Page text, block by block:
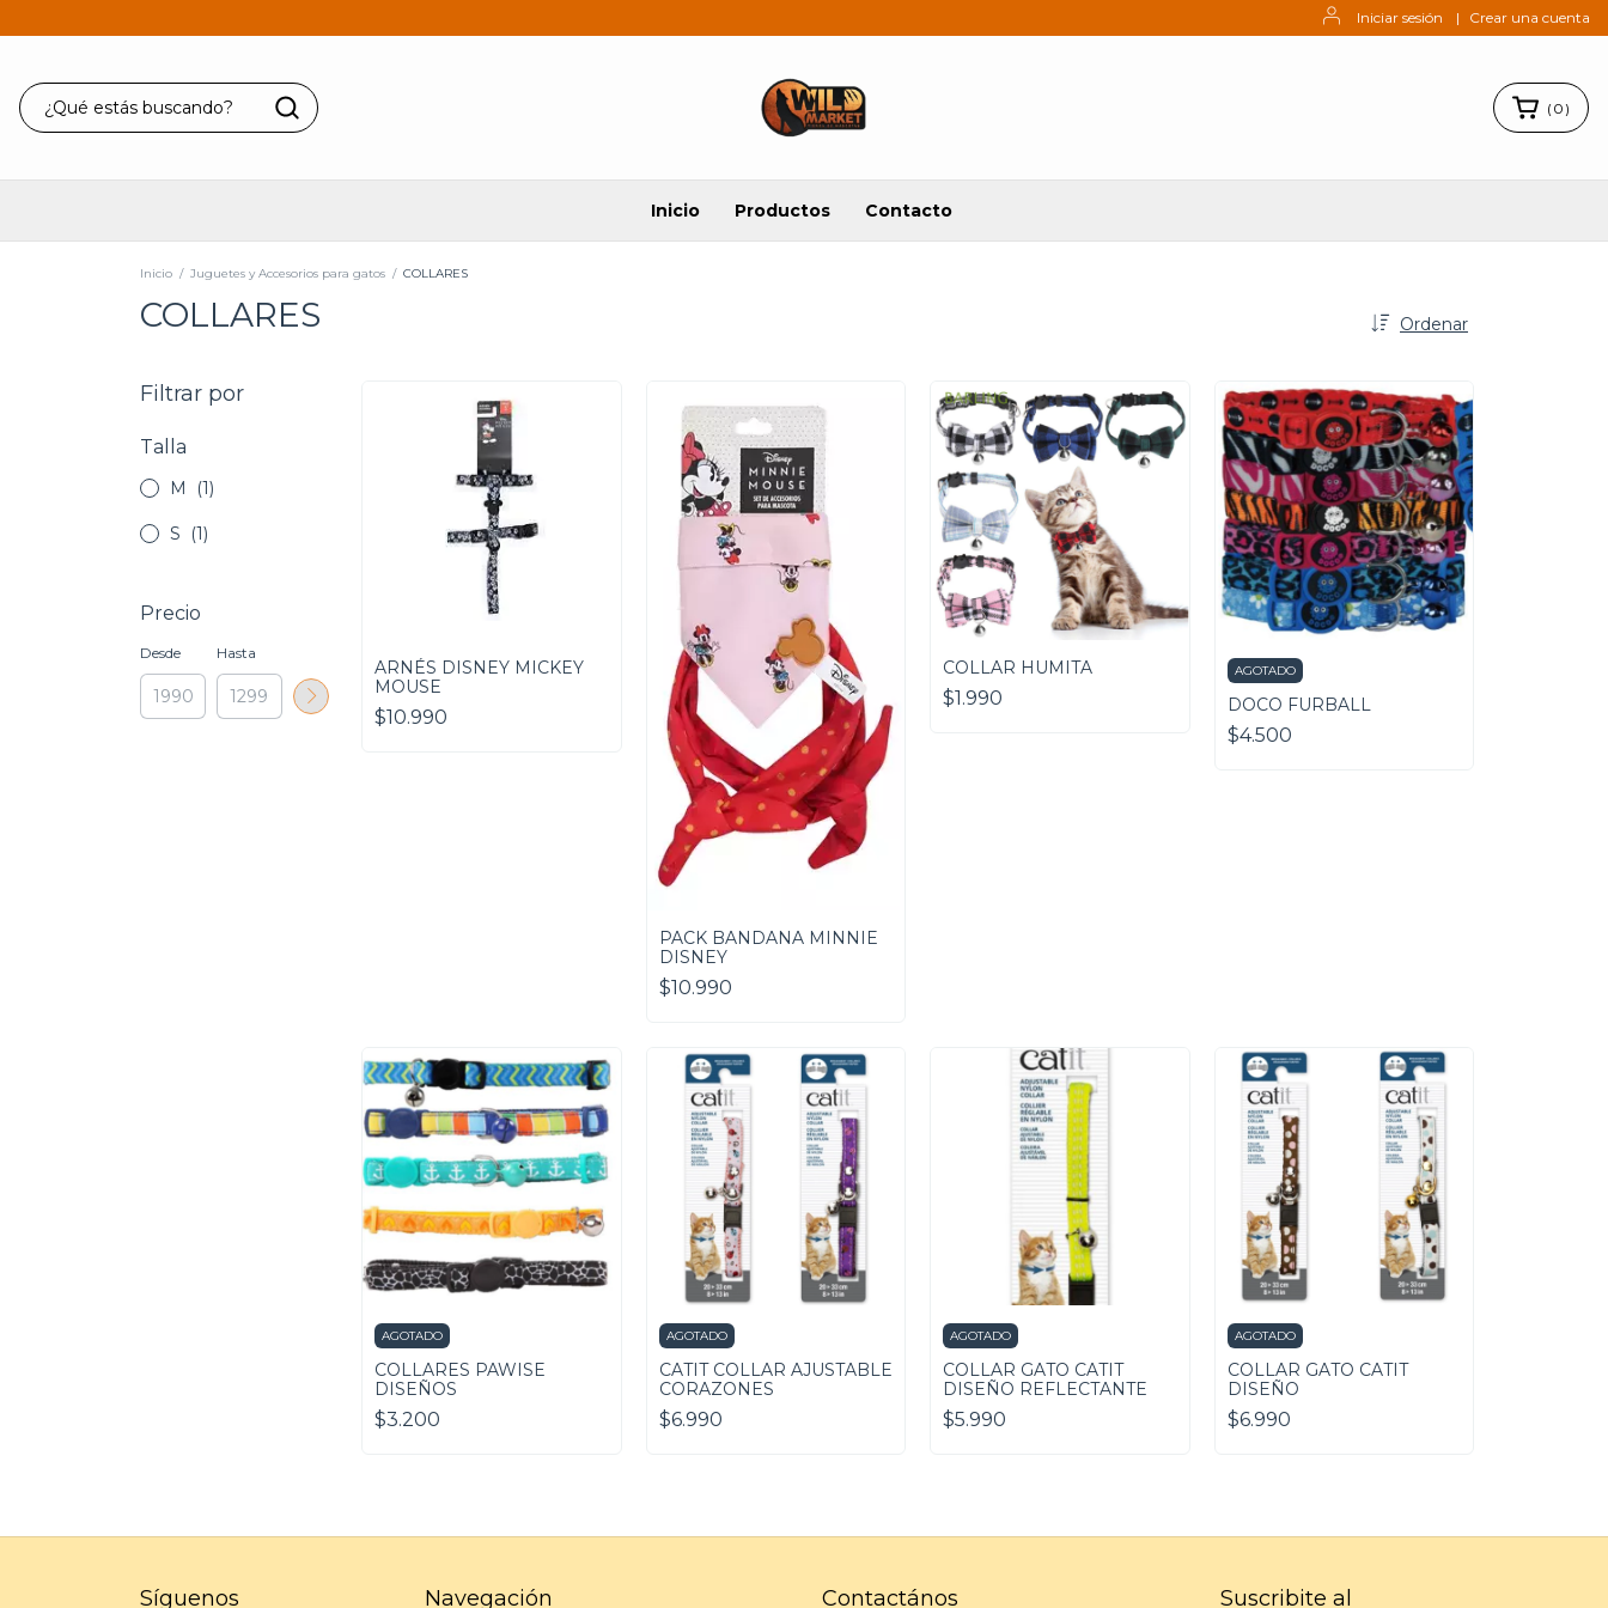
Iniciar sesión | Crear una cuenta
( 0 )
Inicio Productos Contacto
Inicio / Juguetes y Accesorios para gatos / COLLARES
COLLARES Ordenar
Filtrar por
Talla
M (1)
S (1)
Precio
Desde Hasta
ARNÉS DISNEY MICKEY
MOUSE
$10.990
PACK BANDANA MINNIE
DISNEY
$10.990
COLLAR HUMITA
$1.990
AGOTADO
DOCO FURBALL
$4.500
AGOTADO
COLLARES PAWISE
DISEÑOS
$3.200
AGOTADO
CATIT COLLAR AJUSTABLE
CORAZONES
$6.990
AGOTADO
COLLAR GATO CATIT
DISEÑO REFLECTANTE
$5.990
AGOTADO
COLLAR GATO CATIT
DISEÑO
$6.990
Síguenos Navegación Contactános Suscribite al